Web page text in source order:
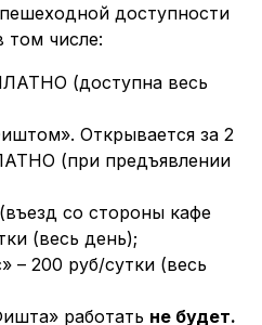
доступности
том числе:
(доступна весь
Открывается за 2
(при предъявлении
со стороны кафе
(весь день);
– 200 руб/сутки (весь
работать не будет.